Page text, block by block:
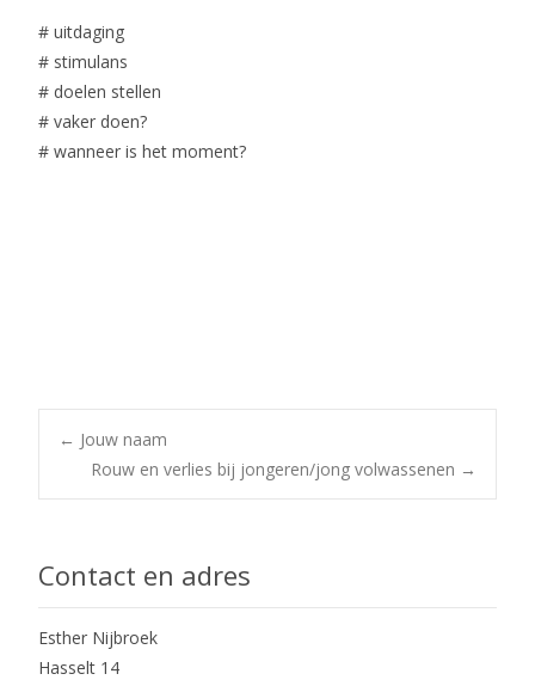
# uitdaging
# stimulans
# doelen stellen
# vaker doen?
# wanneer is het moment?
Post
← Jouw naam
Rouw en verlies bij jongeren/jong volwassenen →
Contact en adres
Esther Nijbroek
Hasselt 14